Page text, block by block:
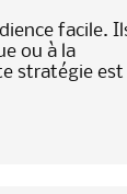
facile.
ou à la
stratégie est